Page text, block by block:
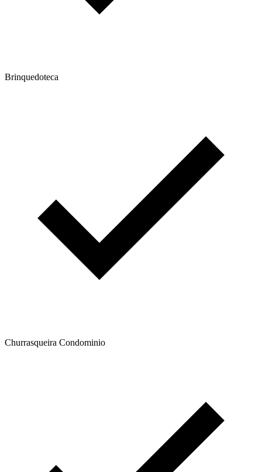
Brinquedoteca
Churrasqueira Condominio